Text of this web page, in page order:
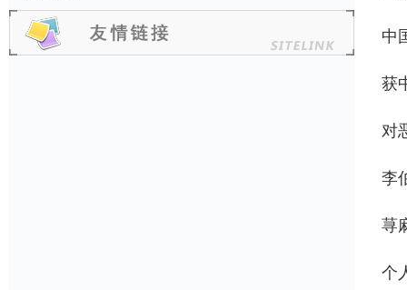
中
获
对
李
荨
个